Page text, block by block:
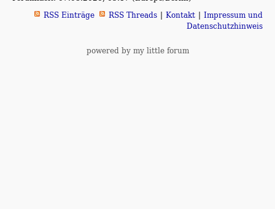
RSS Einträge
RSS Threads Kontakt
Impressum und
Datenschutzhinweis
powered by my little forum